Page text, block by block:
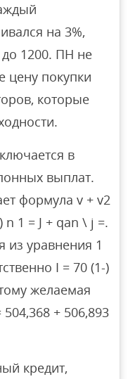
на 3%,
1200. ПН не
цену покупки
которые
в
выплат.
формула v + v2
n 1 = J + qan \ j =.
из уравнения 1
I = 70 (1-)
желаемая
+ 506,893
кредит,